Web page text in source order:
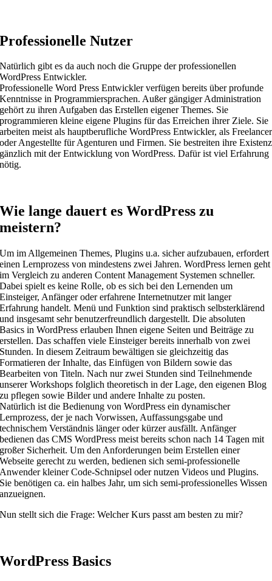
Professionelle Nutzer
Natürlich gibt es da auch noch die Gruppe der professionellen
WordPress Entwickler.
Professionelle Word Press Entwickler verfügen bereits über profunde
Kenntnisse in Programmiersprachen. Außer gängiger Administration
gehört zu ihren Aufgaben das Erstellen eigener Themes. Sie
programmieren kleine eigene Plugins für das Erreichen ihrer Ziele. Sie
arbeiten meist als hauptberufliche WordPress Entwickler, als Freelancer
oder Angestellte für Agenturen und Firmen. Sie bestreiten ihre Existenz
gänzlich mit der Entwicklung von WordPress. Dafür ist viel Erfahrung
nötig.
Wie lange dauert es WordPress zu
meistern?
Um im Allgemeinen Themes, Plugins u.a. sicher aufzubauen, erfordert
einen Lernprozess von mindestens zwei Jahren. WordPress lernen geht
im Vergleich zu anderen Content Management Systemen schneller.
Dabei spielt es keine Rolle, ob es sich bei den Lernenden um
Einsteiger, Anfänger oder erfahrene Internetnutzer mit langer
Erfahrung handelt. Menü und Funktion sind praktisch selbsterklärend
und insgesamt sehr benutzerfreundlich dargestellt. Die absoluten
Basics in WordPress erlauben Ihnen eigene Seiten und Beiträge zu
erstellen. Das schaffen viele Einsteiger bereits innerhalb von zwei
Stunden. In diesem Zeitraum bewältigen sie gleichzeitig das
Formatieren der Inhalte, das Einfügen von Bildern sowie das
Bearbeiten von Titeln. Nach nur zwei Stunden sind Teilnehmende
unserer Workshops folglich theoretisch in der Lage, den eigenen Blog
zu pflegen sowie Bilder und andere Inhalte zu posten.
Natürlich ist die Bedienung von WordPress ein dynamischer
Lernprozess, der je nach Vorwissen, Auffassungsgabe und
technischem Verständnis länger oder kürzer ausfällt. Anfänger
bedienen das CMS WordPress meist bereits schon nach 14 Tagen mit
großer Sicherheit. Um den Anforderungen beim Erstellen einer
Webseite gerecht zu werden, bedienen sich semi-professionelle
Anwender kleiner Code-Schnipsel oder nutzen Videos und Plugins.
Sie benötigen ca. ein halbes Jahr, um sich semi-professionelles Wissen
anzueignen.
Nun stellt sich die Frage: Welcher Kurs passt am besten zu mir?
WordPress Basics